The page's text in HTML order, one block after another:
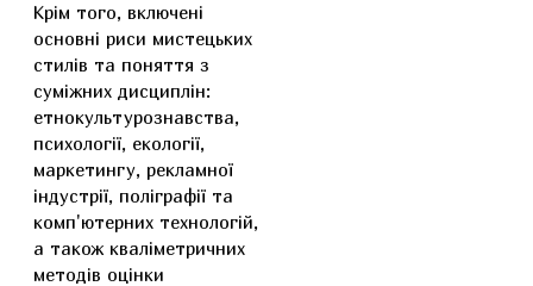
Крім того, включені
основні риси мистецьких
стилів та поняття з
суміжних дисциплін:
етнокультурознавства,
психології, екології,
маркетингу, рекламної
індустрії, поліграфії та
комп'ютерних технологій,
а також кваліметричних
методів оцінки